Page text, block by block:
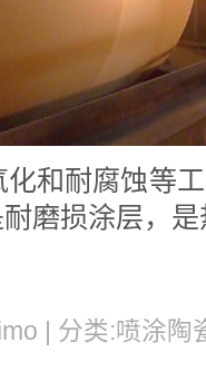
和耐腐蚀等
磨损涂层，
| 分类:喷涂陶